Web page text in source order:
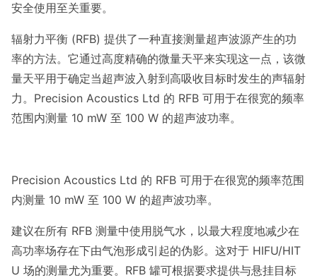
安全使用至关重要。
辐射力平衡 (RFB) 提供了一种直接测量超声波源产生的功
率的方法。它通过高度精确的微量天平来实现这一点，该微
量天平用于确定当超声波入射到高吸收目标时发生的声辐射
力。Precision Acoustics Ltd 的 RFB 可用于在很宽的频率
范围内测量 10 mW 至 100 W 的超声波功率。
Precision Acoustics Ltd 的 RFB 可用于在很宽的频率范围
内测量 10 mW 至 100 W 的超声波功率。
建议在所有 RFB 测量中使用脱气水，以最大程度地减少在
高功率场存在下由气泡形成引起的伪影。这对于 HIFU/HIT
U 场的测量尤为重要。RFB 罐可根据要求提供与悬挂目标